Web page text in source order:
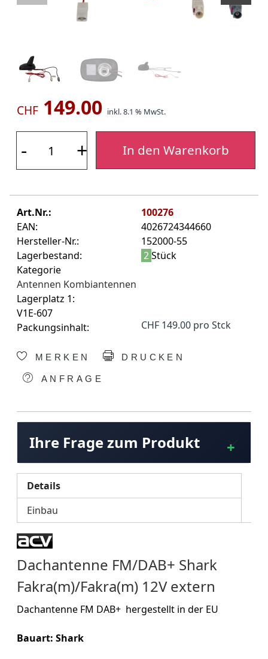
CHF 149.00 inkl. 8.1 % MwSt.
- + In den Warenkorb
Art.Nr.:
100276
EAN:
4026724344660
Hersteller-Nr.:
152000-55
Lagerbestand:
2Stück
Kategorie
Antennen Kombiantennen
Lagerplatz 1:
V1E-607
Packungsinhalt:
CHF 149.00 pro Stck
MERKEN DRUCKEN
ANFRAGE
Ihre Frage zum Produkt
Details
Einbau
Dachantenne FM/DAB+ Shark
Fakra(m)/Fakra(m) 12V extern
Dachantenne FM DAB+ hergestellt in der EU
Bauart: Shark